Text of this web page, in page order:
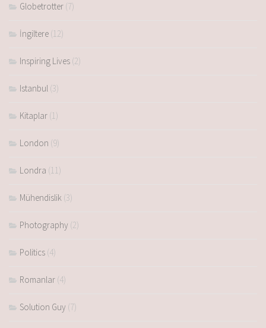
Globetrotter (7)
İngiltere (12)
Inspiring Lives (2)
Istanbul (3)
Kitaplar (1)
London (9)
Londra (11)
Mühendislik (3)
Photography (2)
Politics (4)
Romanlar (4)
Solution Guy (7)